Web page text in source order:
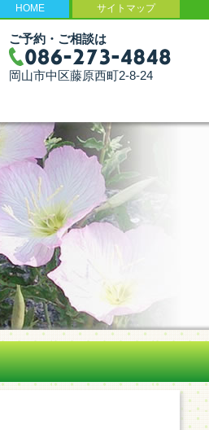
HOME サイトマップ
ご予約・ご相談は
岡山市中区藤原西町2-8-24